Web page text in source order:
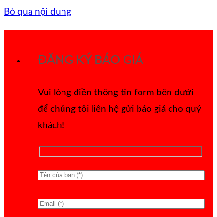
Bỏ qua nội dung
ĐĂNG KÝ BÁO GIÁ
Vui lòng điền thông tin form bên dưới
để chúng tôi liên hệ gửi báo giá cho quý
khách!